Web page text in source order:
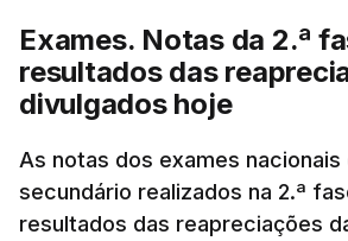
Exames. Notas da 2.ª
resultados das
divulgados hoje
As notas dos exames nacionais
secundário realizados na 2.ª
resultados das reapreciações